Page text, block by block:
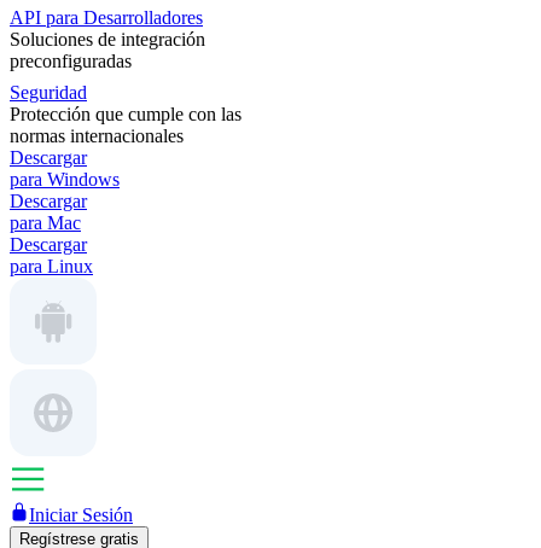
API para Desarrolladores
Soluciones de integración
preconfiguradas
Seguridad
Protección que cumple con las
normas internacionales
Descargar
para Windows
Descargar
para Mac
Descargar
para Linux
Iniciar Sesión
Regístrese gratis